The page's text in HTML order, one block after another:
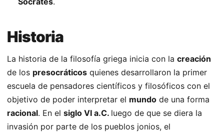
Historia
La historia de la filosofía griega inicia con la creación
de los presocráticos quienes desarrollaron la primer
escuela de pensadores científicos y filosóficos con el
objetivo de poder interpretar el mundo de una forma
racional. En el siglo VI a.C. luego de que se diera la
invasión por parte de los pueblos jonios, el